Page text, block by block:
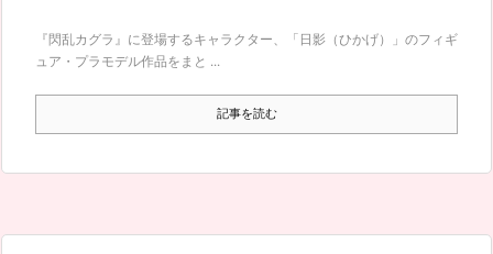
『閃乱カグラ』に登場するキャラクター、「日影（ひかげ）」のフィギ
ュア・プラモデル作品をまと ...
記事を読む